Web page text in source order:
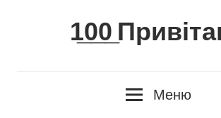
1̲0̲0̲
Меню